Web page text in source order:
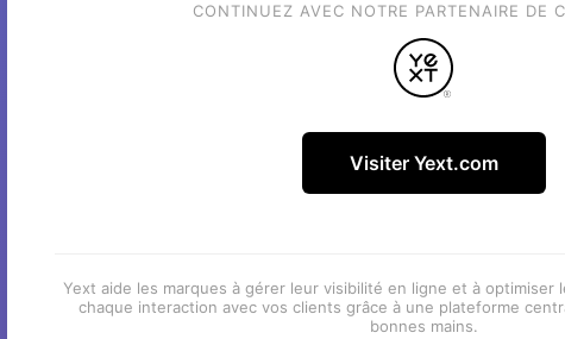
CONTINUEZ AVEC NOTRE PARTENAIRE DE
Visiter Yext.com
Yext aide les marques à gérer leur visibilité en ligne et à optimiser
chaque interaction avec vos clients grâce à une plateforme
bonnes mains.